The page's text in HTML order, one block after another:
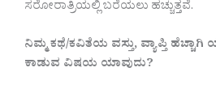
ಸರೋರಾತ್ರಿಯಲ್ಲಿ ಬರೆಯಲು ಹಚ್ಚುತ್ತವೆ.
ನಿಮ್ಮ ಕಥೆ/ಕವಿತೆಯ ವಸ್ತು, ವ್ಯಾಪ್ತಿ
ಕಾಡುವ ವಿಷಯ ಯಾವುದು?